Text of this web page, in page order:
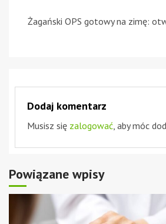
Żagański OPS gotowy na zimę:
Dodaj komentarz
Musisz się zalogować , aby móc
Powiązane wpisy